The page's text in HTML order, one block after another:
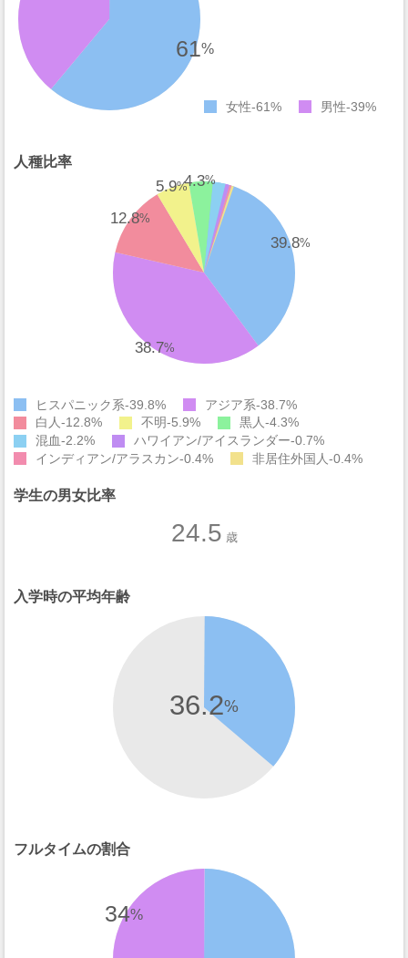
61%
女性 61% 男性 39%
人種比率
39.8%
38.7%
12.8%
5.9%4.3%
ヒスパニック系 39.8% アジア系 38.7%
白人 12.8% 不明 5.9% 黒人 4.3%
混血 2.2% ハワイアン/アイスランダー 0.7%
インディアン/アラスカン 0.4% 非居住外国人 0.4%
学生の男女比率
24.5 歳
入学時の平均年齢
36.2%
フルタイムの割合
34%